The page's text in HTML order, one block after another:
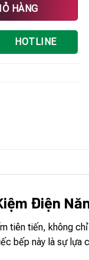
HÀNG
HOTLINE
Điện
tiên tiến, không
bếp này là sự lựa